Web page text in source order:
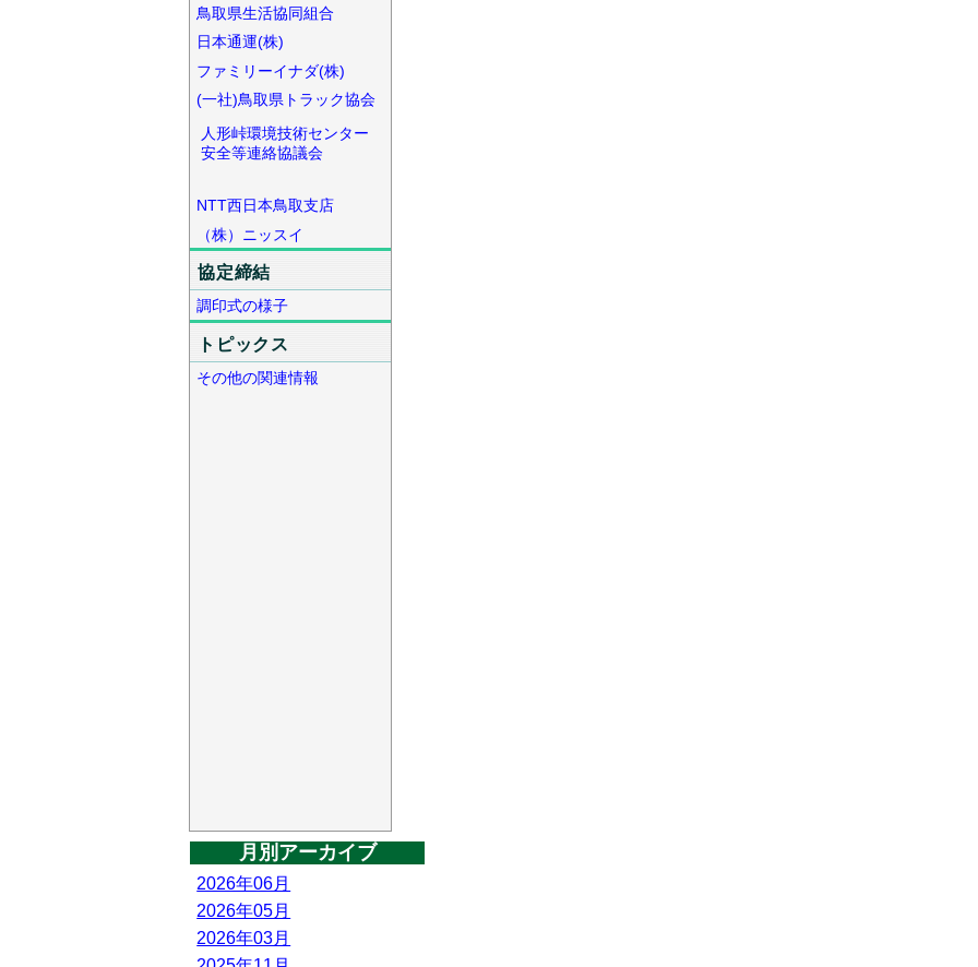
鳥取県生活協同組合
日本通運(株)
ファミリーイナダ(株)
(一社)鳥取県トラック協会
人形峠環境技術センター
安全等連絡協議会
NTT西日本鳥取支店
（株）ニッスイ
協定締結
調印式の様子
トピックス
その他の関連情報
月別アーカイブ
2026年06月
2026年05月
2026年03月